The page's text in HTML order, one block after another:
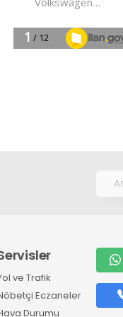
ve Trafik
Eczaneler
Durumu